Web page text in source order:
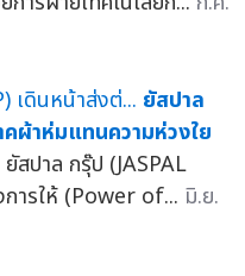
ยัสปาล
ผ้าห่มแทนความห่วงใย
สปาล กรุ๊ป (JASPAL
ารให้ (Power of... มิ.ย.